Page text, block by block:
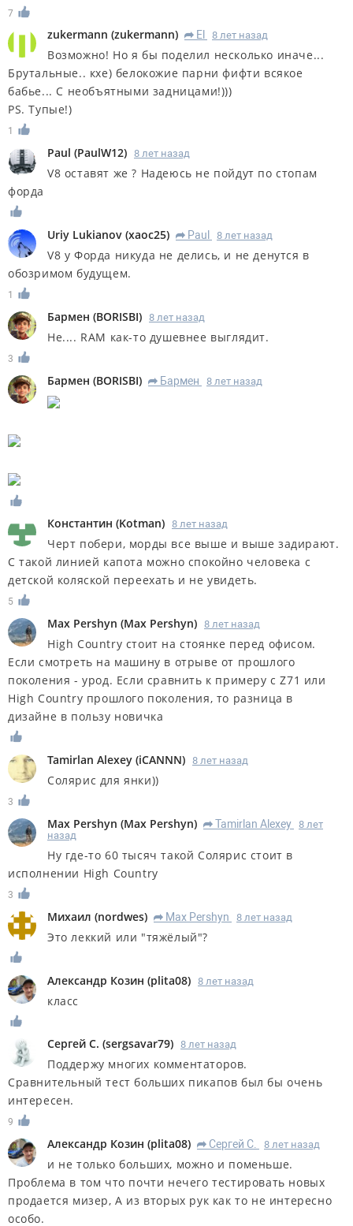
7
zukermann (zukermann) R El 8 лет назад
Возможно! Но я бы поделил несколько иначе...
Брутальные.. кхе) белокожие парни фифти всякое
бабье... С необъятными задницами!)))
PS. Тупые!)
1
Paul (PaulW12) 8 лет назад
V8 оставят же ? Надеюсь не пойдут по стопам
форда
Uriy Lukianov (xaoc25) R Paul 8 лет назад
V8 у Форда никуда не делись, и не денутся в
обозримом будущем.
1
Бармен (BORISBI) 8 лет назад
Не.... RAM как-то душевнее выглядит.
3
Бармен (BORISBI) R Бармен 8 лет назад
Константин (Kotman) 8 лет назад
Черт побери, морды все выше и выше задирают.
С такой линией капота можно спокойно человека с
детской коляской переехать и не увидеть.
5
Max Pershyn (Max Pershyn) 8 лет назад
High Country стоит на стоянке перед офисом.
Если смотреть на машину в отрыве от прошлого
поколения - урод. Если сравнить к примеру с Z71 или
High Country прошлого поколения, то разница в
дизайне в пользу новичка
Tamirlan Alexey (iCANNN) 8 лет назад
Солярис для янки))
3
Max Pershyn (Max Pershyn) R Tamirlan Alexey 8 лет
назад
Ну где-то 60 тысяч такой Солярис стоит в
исполнении High Country
3
Михаил (nordwes) R Max Pershyn 8 лет назад
Это леккий или "тяжёлый"?
Александр Козин (plita08) 8 лет назад
класс
Сергей С. (sergsavar79) 8 лет назад
Поддержу многих комментаторов.
Сравнительный тест больших пикапов был бы очень
интересен.
9
Александр Козин (plita08) R Сергей С. 8 лет назад
и не только больших, можно и поменьше.
Проблема в том что почти нечего тестировать новых
продается мизер, А из вторых рук как то не интересно
особо.